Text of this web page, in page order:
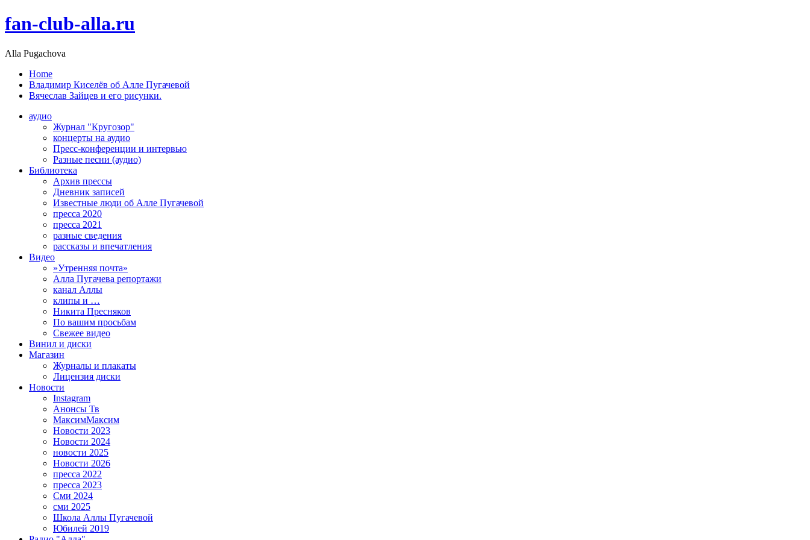
fan-club-alla.ru
Alla Pugachova
Home
Владимир Киселёв об Алле Пугачевой
Вячеслав Зайцев и его рисунки.
аудио
Журнал "Кругозор"
концерты на аудио
Пресс-конференции и интервью
Разные песни (аудио)
Библиотека
Архив прессы
Дневник записей
Известные люди об Алле Пугачевой
пресса 2020
пресса 2021
разные сведения
рассказы и впечатления
Видео
»Утренняя почта»
Алла Пугачева репортажи
канал Аллы
клипы и …
Никита Пресняков
По вашим просьбам
Свежее видео
Винил и диски
Магазин
Журналы и плакаты
Лицензия диски
Новости
Instagram
Анонсы Тв
МаксимМаксим
Новости 2023
Новости 2024
новости 2025
Новости 2026
пресса 2022
пресса 2023
Сми 2024
сми 2025
Школа Аллы Пугачевой
Юбилей 2019